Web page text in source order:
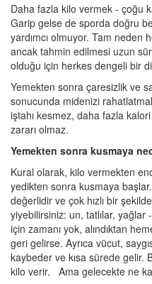
Daha fazla kilo vermek - çoğu
Garip gelse de sporda doğru
yardımcı olmuyor. Tam neden
ancak tahmin edilmesi uzun
olduğu için herkes dengeli bir
Yemekten sonra çaresizlik ve
sonucunda midenizi
iştahı kesmez, daha fazla
zararı olmaz.
Yemekten sonra kusmaya
Kural olarak, kilo vermekten
yedikten sonra kusmaya
değerlidir ve çok hızlı bir
yiyebilirsiniz: un, tatlılar,
için zamanı yok, alındıktan
geri gelirse. Ayrıca vücut,
kaybeder ve kısa sürede gelir.
kilo verir. Ama gelecekte ne